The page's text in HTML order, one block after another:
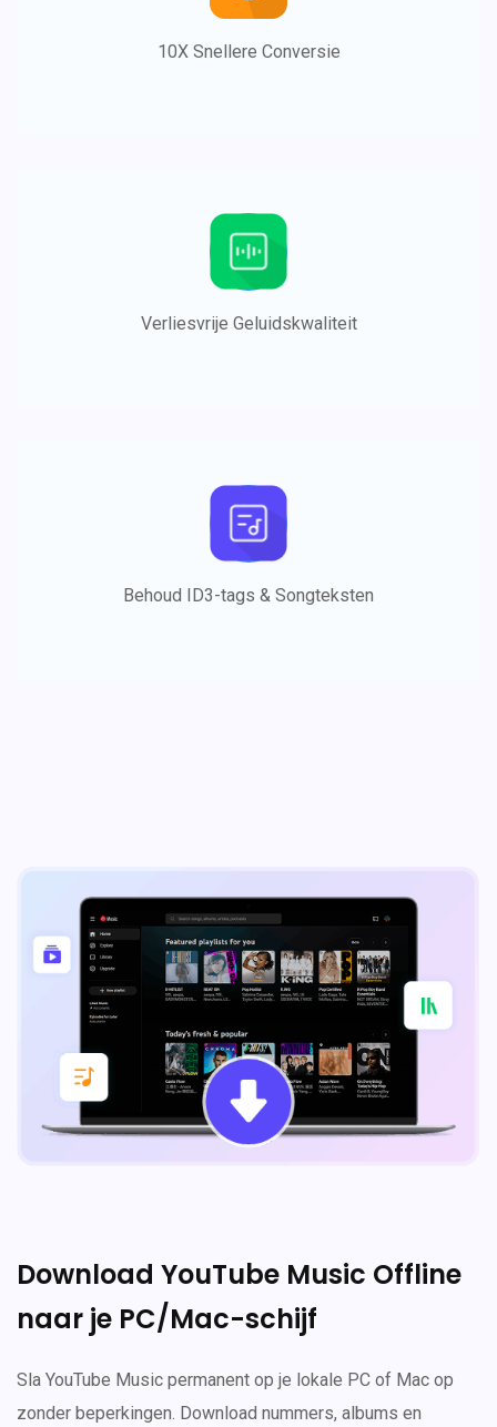
10X Snellere Conversie
Verliesvrije Geluidskwaliteit
Behoud ID3-tags & Songteksten
Download YouTube Music Offline
naar je PC/Mac-schijf
Sla YouTube Music permanent op je lokale PC of Mac op
zonder beperkingen. Download nummers, albums en